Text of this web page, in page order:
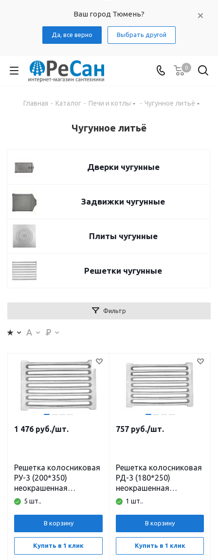
Ваш город Тюмень?
Да, все верно Выбрать другой
0
Главная - Каталог - Печи и котлы - Чугунное литьё
Чугунное литьё
Дверки чугунные
Задвижки чугунные
Плиты чугунные
Решетки чугунные
Фильтр
1 476 руб./шт.
Решетка колосниковая
РУ-3 (200*350)
неокрашенная
Балезино
5 шт..
В корзину
Купить в 1 клик
757 руб./шт.
Решетка колосниковая
РД-3 (180*250)
неокрашенная
Балезино
1 шт..
В корзину
Купить в 1 клик